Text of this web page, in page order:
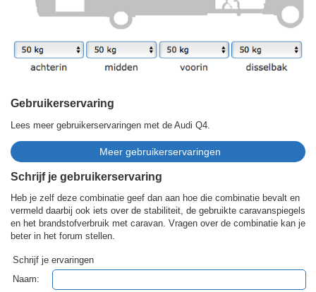
Gebruikerservaring
Lees meer gebruikerservaringen met de Audi Q4.
Schrijf je gebruikerservaring
Heb je zelf deze combinatie geef dan aan hoe die combinatie bevalt en
vermeld daarbij ook iets over de stabiliteit, de gebruikte caravanspiegels
en het brandstofverbruik met caravan. Vragen over de combinatie kan je
beter in het forum stellen.
Schrijf je ervaringen
Naam: